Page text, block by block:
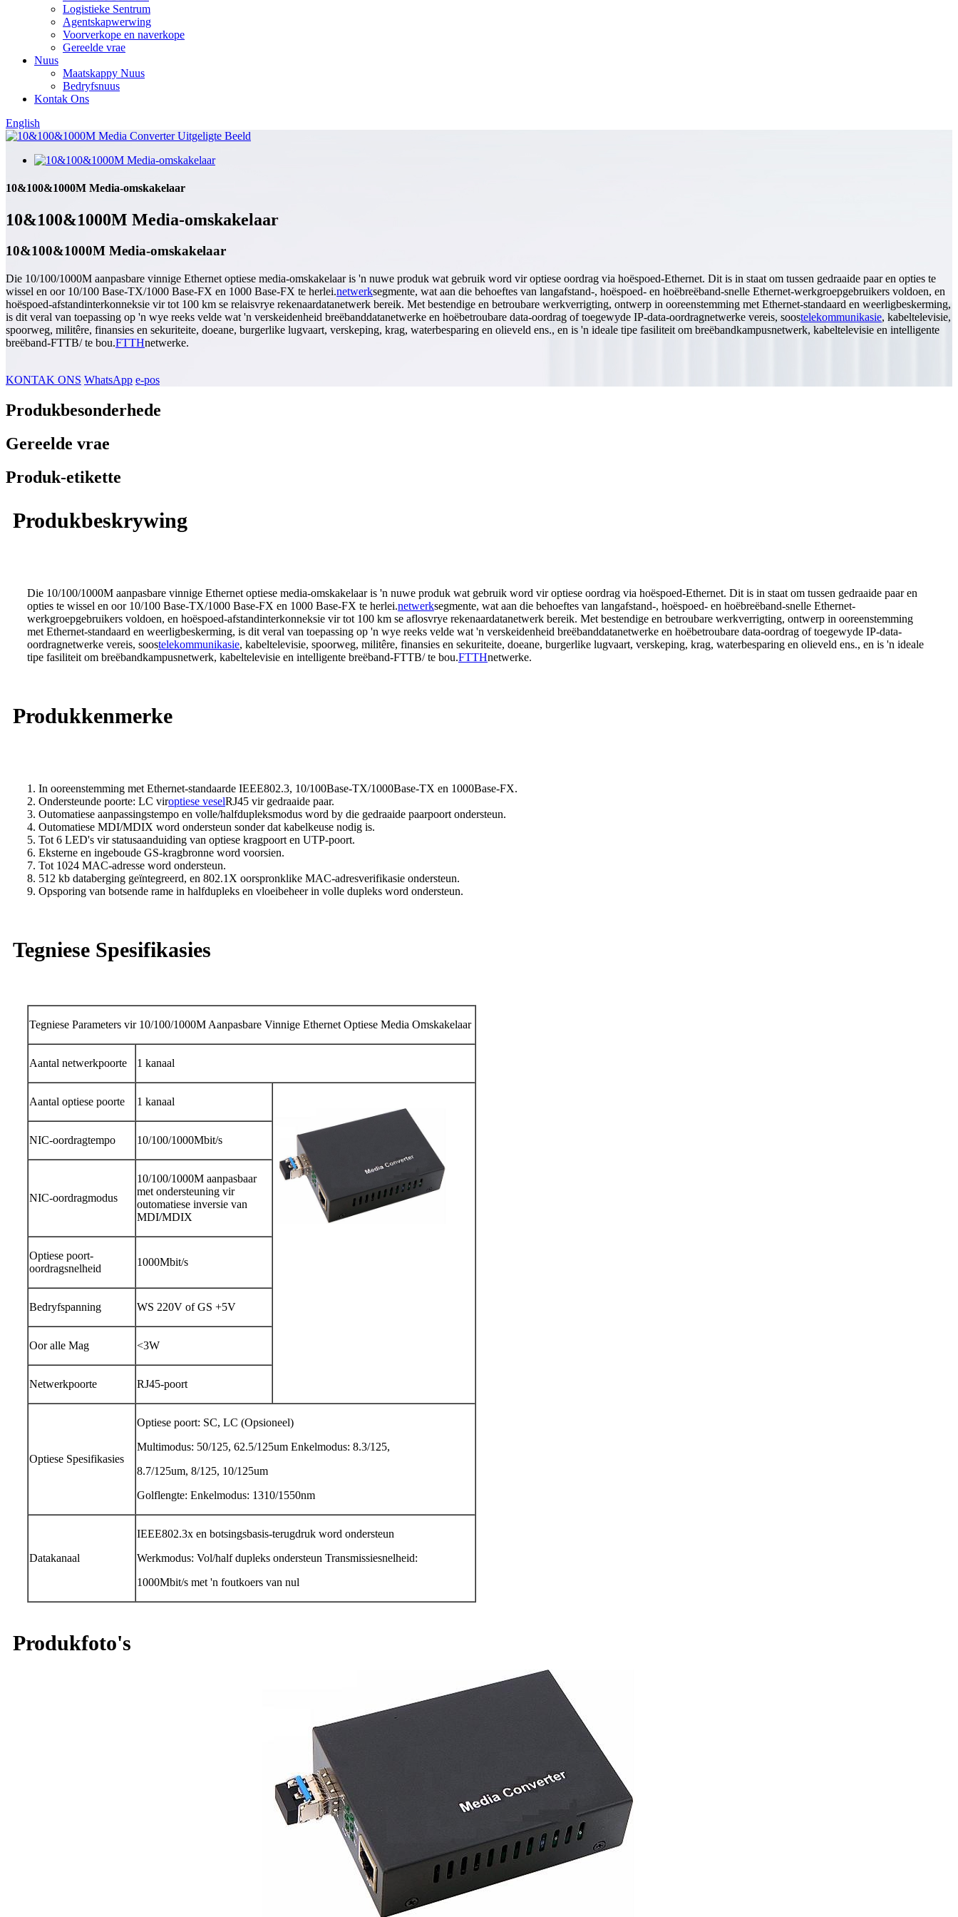
Logistieke Sentrum
Agentskapwerwing
Voorverkope en naverkope
Gereelde vrae
Nuus
Maatskappy Nuus
Bedryfsnuus
Kontak Ons
English
10&100&1000M Media-omskakelaar
10&100&1000M Media-omskakelaar
10&100&1000M Media-omskakelaar
Die 10/100/1000M aanpasbare vinnige Ethernet optiese media-omskakelaar is 'n nuwe produk wat gebruik word vir optiese oordrag via hoëspoed-Ethernet. Dit is in staat om tussen gedraaide paar en opties te
wissel en oor 10/100 Base-TX/1000 Base-FX en 1000 Base-FX te herlei.netwerksegmente, wat aan die behoeftes van langafstand-, hoëspoed- en hoëbreëband-snelle Ethernet-werkgroepgebruikers voldoen, en
hoëspoed-afstandinterkonneksie vir tot 100 km se relaisvrye rekenaardatanetwerk bereik. Met bestendige en betroubare werkverrigting, ontwerp in ooreenstemming met Ethernet-standaard en weerligbeskerming,
is dit veral van toepassing op 'n wye reeks velde wat 'n verskeidenheid breëbanddatanetwerke en hoëbetroubare data-oordrag of toegewyde IP-data-oordragnetwerke vereis, soostelekommunikasie, kabeltelevisie,
spoorweg, militêre, finansies en sekuriteite, doeane, burgerlike lugvaart, verskeping, krag, waterbesparing en olieveld ens., en is 'n ideale tipe fasiliteit om breëbandkampusnetwerk, kabeltelevisie en intelligente
breëband-FTTB/ te bou.FTTHnetwerke.
KONTAK ONS WhatsApp e-pos
Produkbesonderhede
Gereelde vrae
Produk-etikette
Produkbeskrywing
Die 10/100/1000M aanpasbare vinnige Ethernet optiese media-omskakelaar is 'n nuwe produk wat gebruik word vir optiese oordrag via hoëspoed-Ethernet. Dit is in staat om tussen gedraaide paar en
opties te wissel en oor 10/100 Base-TX/1000 Base-FX en 1000 Base-FX te herlei.netwerksegmente, wat aan die behoeftes van langafstand-, hoëspoed- en hoëbreëband-snelle Ethernet-
werkgroepgebruikers voldoen, en hoëspoed-afstandinterkonneksie vir tot 100 km se aflosvrye rekenaardatanetwerk bereik. Met bestendige en betroubare werkverrigting, ontwerp in ooreenstemming
met Ethernet-standaard en weerligbeskerming, is dit veral van toepassing op 'n wye reeks velde wat 'n verskeidenheid breëbanddatanetwerke en hoëbetroubare data-oordrag of toegewyde IP-data-
oordragnetwerke vereis, soostelekommunikasie, kabeltelevisie, spoorweg, militêre, finansies en sekuriteite, doeane, burgerlike lugvaart, verskeping, krag, waterbesparing en olieveld ens., en is 'n ideale
tipe fasiliteit om breëbandkampusnetwerk, kabeltelevisie en intelligente breëband-FTTB/ te bou.FTTHnetwerke.
Produkkenmerke
1. In ooreenstemming met Ethernet-standaarde IEEE802.3, 10/100Base-TX/1000Base-TX en 1000Base-FX.
2. Ondersteunde poorte: LC viroptiese veselRJ45 vir gedraaide paar.
3. Outomatiese aanpassingstempo en volle/halfdupleksmodus word by die gedraaide paarpoort ondersteun.
4. Outomatiese MDI/MDIX word ondersteun sonder dat kabelkeuse nodig is.
5. Tot 6 LED's vir statusaanduiding van optiese kragpoort en UTP-poort.
6. Eksterne en ingeboude GS-kragbronne word voorsien.
7. Tot 1024 MAC-adresse word ondersteun.
8. 512 kb databerging geïntegreerd, en 802.1X oorspronklike MAC-adresverifikasie ondersteun.
9. Opsporing van botsende rame in halfdupleks en vloeibeheer in volle dupleks word ondersteun.
Tegniese Spesifikasies
Tegniese Parameters vir 10/100/1000M Aanpasbare Vinnige Ethernet Optiese Media Omskakelaar
Aantal netwerkpoorte 1 kanaal
Aantal optiese poorte 1 kanaal
NIC-oordragtempo 10/100/1000Mbit/s
NIC-oordragmodus
10/100/1000M aanpasbaar
met ondersteuning vir
outomatiese inversie van
MDI/MDIX
Optiese poort-
oordragsnelheid
1000Mbit/s
Bedryfspanning WS 220V of GS +5V
Oor alle Mag <3W
Netwerkpoorte RJ45-poort
Optiese Spesifikasies
Optiese poort: SC, LC (Opsioneel)
Multimodus: 50/125, 62.5/125um Enkelmodus: 8.3/125,
8.7/125um, 8/125, 10/125um
Golflengte: Enkelmodus: 1310/1550nm
Datakanaal
IEEE802.3x en botsingsbasis-terugdruk word ondersteun
Werkmodus: Vol/half dupleks ondersteun Transmissiesnelheid:
1000Mbit/s met 'n foutkoers van nul
Produkfoto's